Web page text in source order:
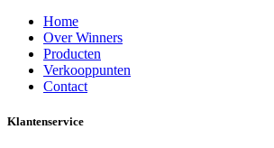
Home
Over Winners
Producten
Verkooppunten
Contact
Klantenservice